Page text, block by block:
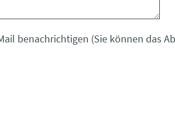
benachrichtigen (Sie können das